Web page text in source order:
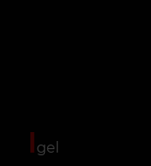
I gel